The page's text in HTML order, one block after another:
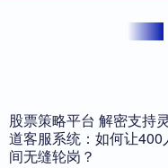
股票策略平台 解密支持
道客服系统：如何让
间无缝轮岗？